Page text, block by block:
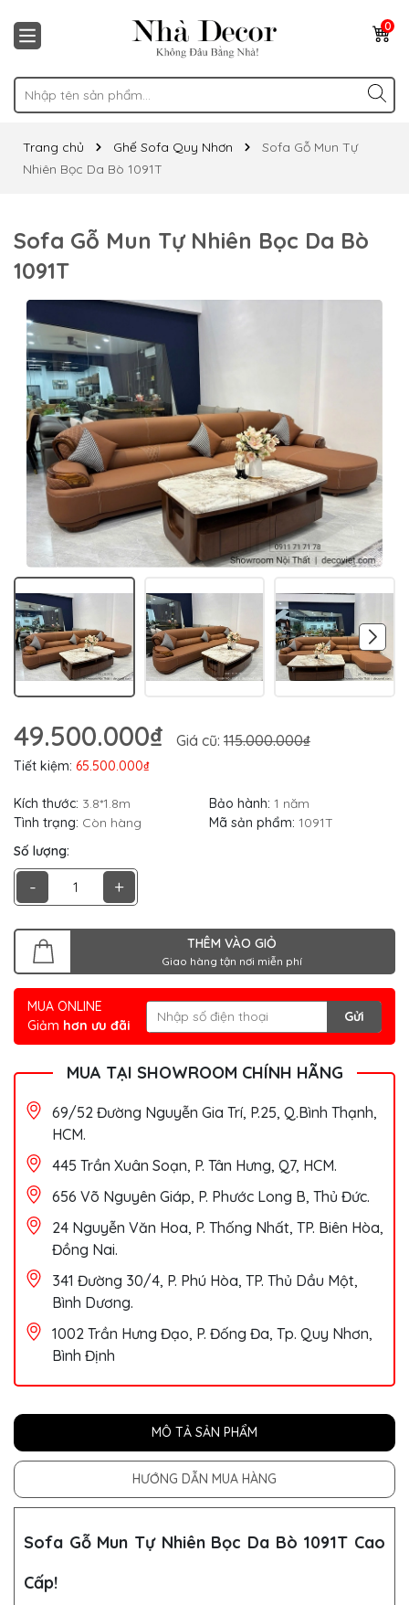
0
Trang chủ Ghế Sofa Quy Nhơn
Sofa Gỗ Mun Tự
Nhiên Bọc Da Bò 1091T
Sofa Gỗ Mun Tự Nhiên Bọc Da Bò
1091T
49.500.000₫ Giá cũ: 115.000.000₫
Tiết kiệm: 65.500.000₫
Kích thước: 3.8*1.8m Bảo hành: 1 năm
Tình trạng: Còn hàng Mã sản phẩm: 1091T
Số lượng:
- +
THÊM VÀO GIỎ
Giao hàng tận nơi miễn phí
MUA ONLINE
Giảm hơn ưu đãi
Gửi
MUA TẠI SHOWROOM CHÍNH HÃNG
69/52 Đường Nguyễn Gia Trí, P.25, Q.Bình Thạnh,
HCM.
445 Trần Xuân Soạn, P. Tân Hưng, Q7, HCM.
656 Võ Nguyên Giáp, P. Phước Long B, Thủ Đức.
24 Nguyễn Văn Hoa, P. Thống Nhất, TP. Biên Hòa,
Đồng Nai.
341 Đường 30/4, P. Phú Hòa, TP. Thủ Dầu Một,
Bình Dương.
1002 Trần Hưng Đạo, P. Đống Đa, Tp. Quy Nhơn,
Bình Định
MÔ TẢ SẢN PHẨM
HƯỚNG DẪN MUA HÀNG
Sofa Gỗ Mun Tự Nhiên Bọc Da Bò 1091T Cao
Cấp!